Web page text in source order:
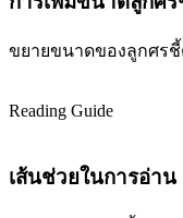
ขยายขนาดของลูกศรชี้
Reading Guide
เส้นช่วยในการอ่าน